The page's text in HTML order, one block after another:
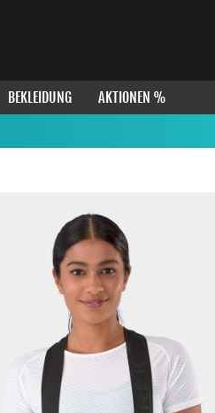
BEKLEIDUNG
AKTIONEN %